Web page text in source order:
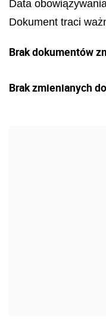
Data
Dokument traci
Brak dokumentów
Brak zmienianych